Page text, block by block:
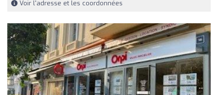
Voir l'adresse et les coordonnées